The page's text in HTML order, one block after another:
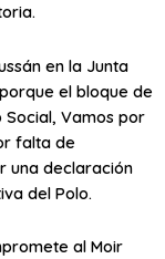
en la Junta
el bloque de
Social, Vamos por
falta de
una declaración
del Polo.
al Moir